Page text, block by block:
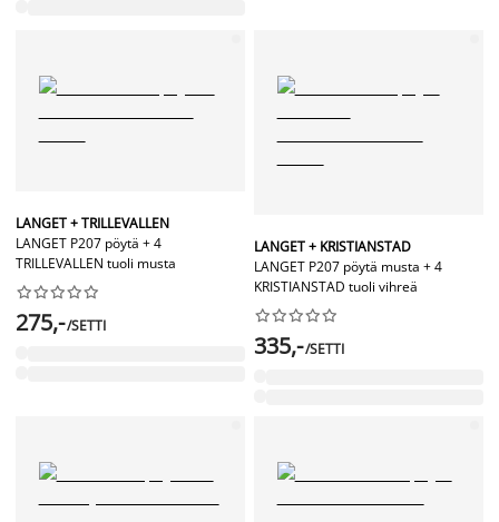
LANGET + TRILLEVALLEN
LANGET P207 pöytä + 4
TRILLEVALLEN tuoli musta






275,-/SETTI
LANGET + KRISTIANSTAD
LANGET P207 pöytä musta + 4
KRISTIANSTAD tuoli vihreä






335,-/SETTI